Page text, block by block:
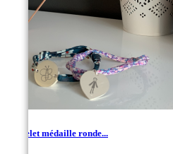
Bracelet médaille ronde...